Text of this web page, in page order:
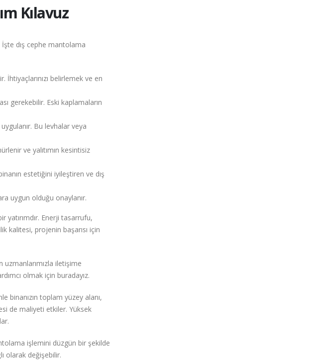
Kılavuz
İşte dış cephe mantolama
belirlemek ve en
gerekebilir. Eski kaplamaların
Bu levhalar veya
ve yalıtımın kesintisiz
estetiğini iyileştiren ve dış
uygun olduğu onaylanır.
yatırımdır. Enerji tasarrufu,
kalitesi, projenin başarısı için
iletişime
olmak için buradayız.
binanızın toplam yüzey alanı,
de maliyeti etkiler. Yüksek
işlemini düzgün bir şekilde
olarak değişebilir.